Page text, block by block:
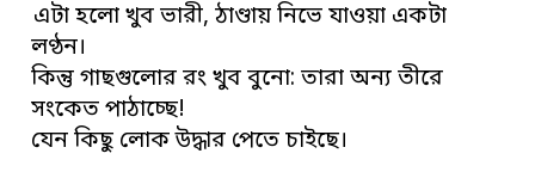
এটা হলো খুব ভারী, ঠাণ্ডায় নিভে যাওয়া একটা
লণ্ঠন।
কিন্তু গাছগুলোর রং খুব বুনো: তারা অন্য তীরে
সংকেত পাঠাচ্ছে!
যেন কিছু লোক উদ্ধার পেতে চাইছে।